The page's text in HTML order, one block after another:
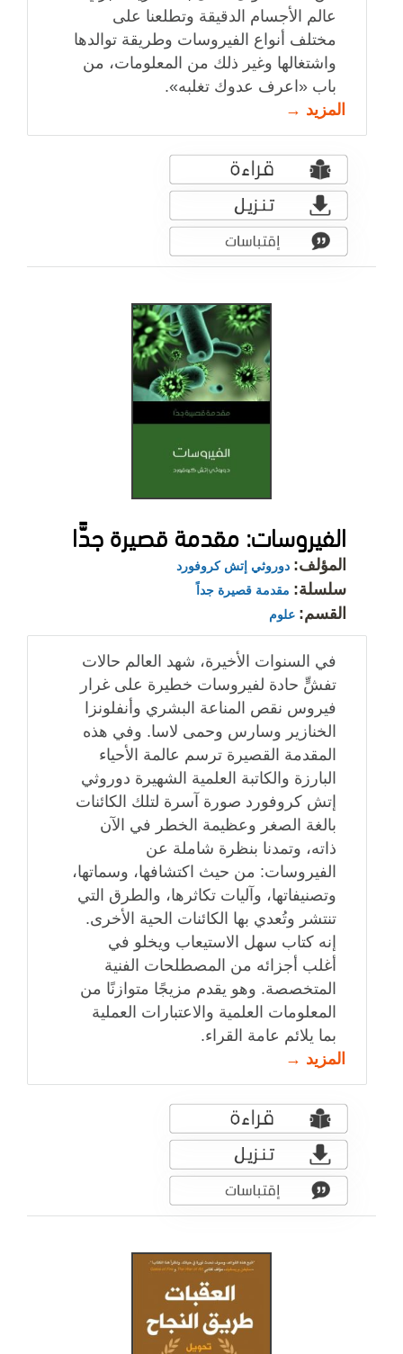
عالم الأجسام الدقيقة وتطلعنا على
مختلف أنواع الفيروسات وطريقة توالدها
واشتغالها وغير ذلك من المعلومات، من
باب «اعرف عدوك تغلبه».
المزيد →
الفيروسات: مقدمة قصيرة جدًّا
المؤلف: دوروثي إتش كروفورد
سلسلة: مقدمة قصيرة جداً
القسم: علوم
في السنوات الأخيرة، شهد العالم حالات
تفشٍّ حادة لفيروسات خطيرة على غرار
فيروس نقص المناعة البشري وأنفلونزا
الخنازير وسارس وحمى لاسا. وفي هذه
المقدمة القصيرة ترسم عالمة الأحياء
البارزة والكاتبة العلمية الشهيرة دوروثي
إتش كروفورد صورة آسرة لتلك الكائنات
بالغة الصغر وعظيمة الخطر في الآن
ذاته، وتمدنا بنظرة شاملة عن
الفيروسات: من حيث اكتشافها، وسماتها،
وتصنيفاتها، وآليات تكاثرها، والطرق التي
تنتشر وتُعدي بها الكائنات الحية الأخرى.
إنه كتاب سهل الاستيعاب ويخلو في
أغلب أجزائه من المصطلحات الفنية
المتخصصة. وهو يقدم مزيجًا متوازنًا من
المعلومات العلمية والاعتبارات العملية
بما يلائم عامة القراء.
المزيد →